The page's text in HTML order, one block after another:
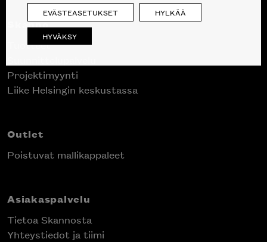
Skanno
Tuotteet
Projektimyynti
Liike Helsingin keskustassa
Outlet
Poistuvat mallikappaleet
Asiakaspalvelu
Tietoa Skannosta
Yhteystiedot ja tiimi
EVÄSTEASETUKSET HYLKÄÄ
HYVÄKSY